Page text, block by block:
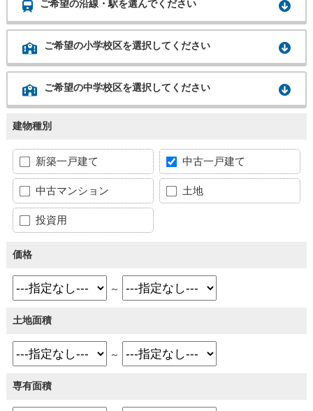
ご希望の沿線・駅を選んでください
ご希望の小学校区を選択してください
ご希望の中学校区を選択してください
建物種別
新築一戸建て 中古一戸建て
中古マンション 土地
投資用
価格
～
土地面積
～
専有面積